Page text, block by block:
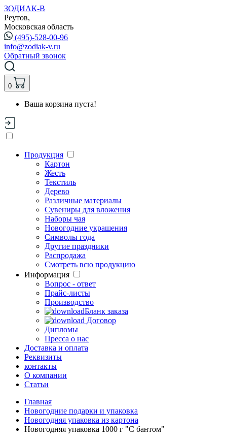
ЗОДИАК-В
Реутов,
Московская область
(495)-528-00-96
info@zodiak-v.ru
Обратный звонок
0
Ваша корзина пуста!
Продукция
Картон
Жесть
Текстиль
Дерево
Различные материалы
Сувениры для вложения
Наборы чая
Новогодние украшения
Символы года
Другие праздники
Распродажа
Смотреть всю продукцию
Информация
Вопрос - ответ
Прайс-листы
Производство
Бланк заказа
Договор
Дипломы
Пресса о нас
Доставка и оплата
Реквизиты
контакты
О компании
Статьи
Главная
Новогодние подарки и упаковка
Новогодняя упаковка из картона
Новогодняя упаковка 1000 г "С бантом"